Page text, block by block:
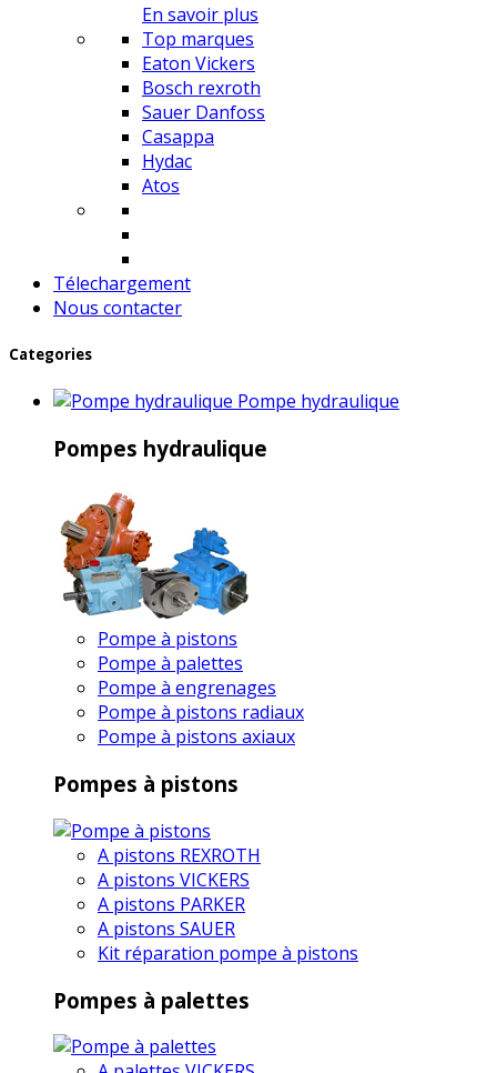
En savoir plus
Top marques
Eaton Vickers
Bosch rexroth
Sauer Danfoss
Casappa
Hydac
Atos
Télechargement
Nous contacter
Categories
Pompe hydraulique
Pompes hydraulique
Pompe à pistons
Pompe à palettes
Pompe à engrenages
Pompe à pistons radiaux
Pompe à pistons axiaux
Pompes à pistons
A pistons REXROTH
A pistons VICKERS
A pistons PARKER
A pistons SAUER
Kit réparation pompe à pistons
Pompes à palettes